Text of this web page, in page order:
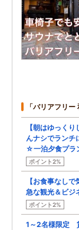
「バリアフリ
【朝はゆっく
んナシでランチ
☆一泊夕食プラ
ポイント2%
【お食事なし
急な観光＆ビジ
ポイント2%
1～2名様限定